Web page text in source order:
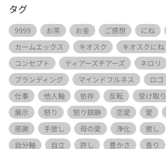
タグ
9999 お茶 お金 ご感想 にね
カームエックス
キオスク キオスクにね
コンセプト
ティアーズチアーズ ネロリ
ブランディング
マインドフルネス ロゴ
仕事
他人軸 依存 反転 受け取り
展示
怒り 怒り鎮静 恋愛 愛
感謝
手放し 母の愛 浄化 癒し
自分軸
自立 許し 豊かさ 香り